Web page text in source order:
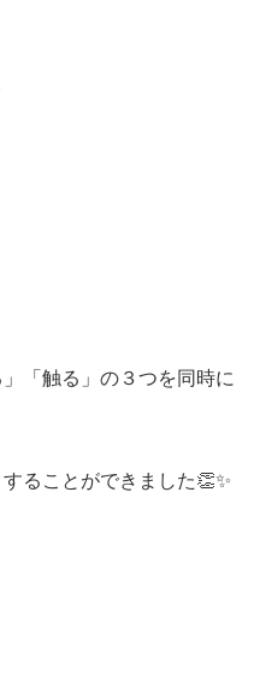
「触る」の３つを同時に
ることができました👏✨